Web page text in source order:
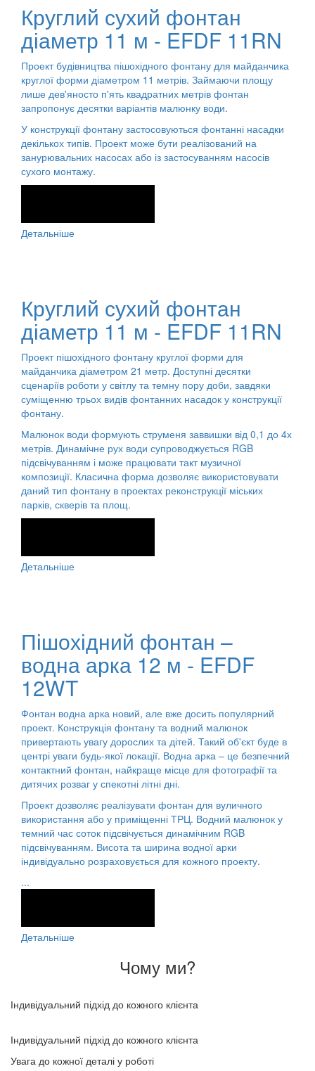
Круглий сухий фонтан
діаметр 11 м - EFDF 11RN
Проект будівництва пішохідного фонтану для майданчика
круглої форми діаметром 11 метрів. Займаючи площу
лише дев'яносто п'ять квадратних метрів фонтан
запропонує десятки варіантів малюнку води.
У конструкції фонтану застосовуються фонтанні насадки
декількох типів. Проект може бути реалізований на
занурювальних насосах або із застосуванням насосів
сухого монтажу.
Детальніше
Круглий сухий фонтан
діаметр 11 м - EFDF 11RN
Проект пішохідного фонтану круглої форми для
майданчика діаметром 21 метр. Доступні десятки
сценаріїв роботи у світлу та темну пору доби, завдяки
суміщенню трьох видів фонтанних насадок у конструкції
фонтану.
Малюнок води формують струменя заввишки від 0,1 до 4х
метрів. Динамічне рух води супроводжується RGB
підсвічуванням і може працювати такт музичної
композиції. Класична форма дозволяє використовувати
даний тип фонтану в проектах реконструкції міських
парків, скверів та площ.
Детальніше
Пішохідний фонтан –
водна арка 12 м - EFDF
12WT
Фонтан водна арка новий, але вже досить популярний
проект. Конструкція фонтану та водний малюнок
привертають увагу дорослих та дітей. Такий об'єкт буде в
центрі уваги будь-якої локації. Водна арка – це безпечний
контактний фонтан, найкраще місце для фотографії та
дитячих розваг у спекотні літні дні.
Проект дозволяє реалізувати фонтан для вуличного
використання або у приміщенні ТРЦ. Водний малюнок у
темний час соток підсвічується динамічним RGB
підсвічуванням. Висота та ширина водної арки
індивідуально розраховується для кожного проекту.
...
Детальніше
Чому ми?
Індивідуальний підхід до кожного клієнта
Індивідуальний підхід до кожного клієнта
Увага до кожної деталі у роботі